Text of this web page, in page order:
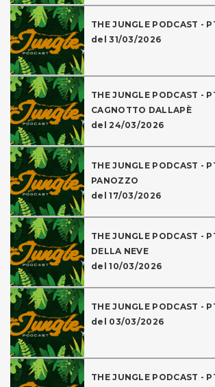
THE JUNGLE PODCAST -
del 31/03/2026
THE JUNGLE PODCAST -
CAGNOTTO DALLAPÈ
del 24/03/2026
THE JUNGLE PODCAST -
PANOZZO
del 17/03/2026
THE JUNGLE PODCAST -
DELLA NEVE
del 10/03/2026
THE JUNGLE PODCAST -
del 03/03/2026
THE JUNGLE PODCAST -